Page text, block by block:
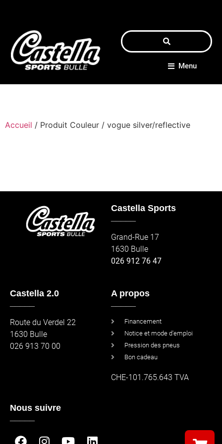
Menu
Accueil / Produit Couleur / vogue silver/reflective
Castella Sports
Grand-Rue 17
1630 Bulle
026 912 76 47
Castella 2.0
Route du Verdel 22
1630 Bulle
026 913 70 00
A propos
Financement
Notice et mode d'emploi
Pression des pneus
Bon cadeau
CHE-101.765.643 TVA
Nous suivre